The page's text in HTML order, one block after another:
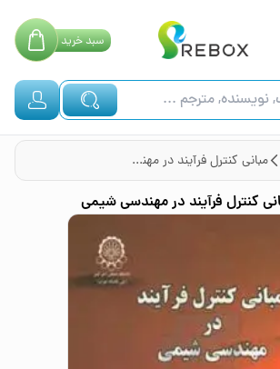
سبدخرید
مبانی کنترل فرآیند در مهندسی شیمی
کنترل فرآیند در مهندسی شیمی